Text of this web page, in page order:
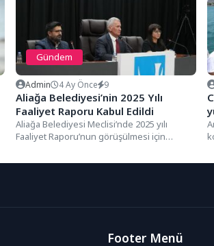
Gündem
Admin 4 Ay Önce 9
Aliağa Belediyesi’nin 2025 Yılı
Faaliyet Raporu Kabul Edildi
Aliağa Belediyesi Meclisi’nde 2025 yılı
Faaliyet Raporu’nun görüşülmesi için
Footer Menü